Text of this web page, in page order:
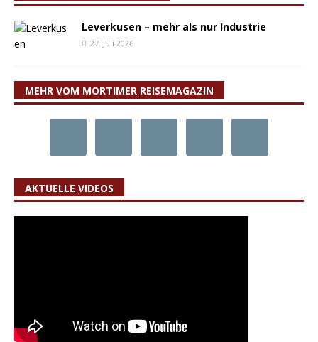
Leverkusen – mehr als nur Industrie
27. Juli 2026
MEHR VOM MORTIMER REISEMAGAZIN
AKTUELLE VIDEOS